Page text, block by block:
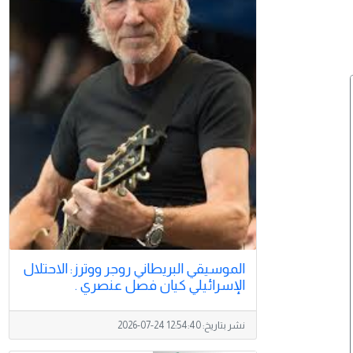
الموسيقي البريطاني روجر ووترز: الاحتلال
الإسرائيلي كيان فصل عنصري .
نشر بتاريخ:2026-07-24 12:54:40